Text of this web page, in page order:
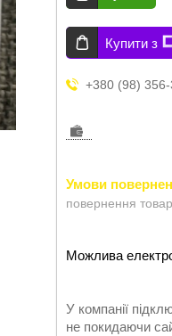
Купити з
+380 (98)
повернення
У компанії
не покидаючи